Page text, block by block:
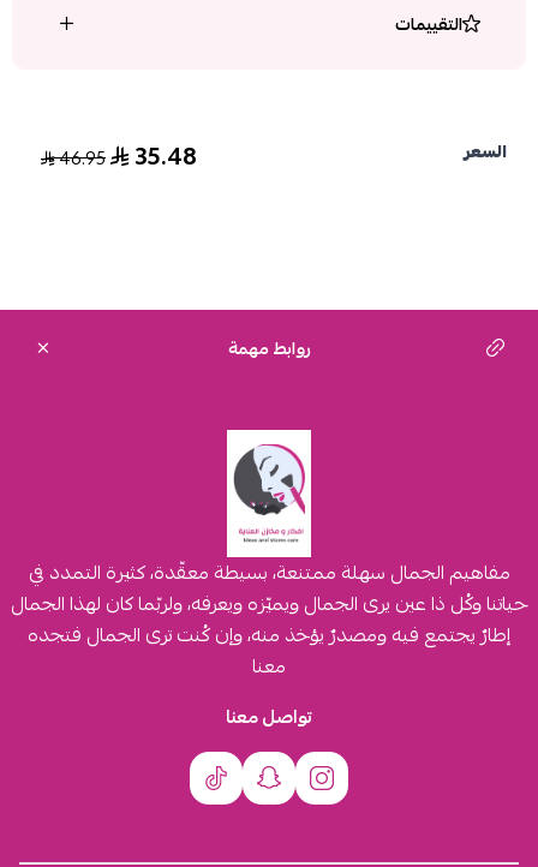
التقييمات
السعر 35.48
46.95
روابط مهمة
مفاهيم الجمال سهلة ممتنعة، بسيطة معقّدة، كثيرة التمدد في
حياتنا وكُل ذا عين يرى الجمال ويميّزه ويعرفه، ولربّما كان لهذا الجمال
إطارٌ يجتمع فيه ومصدرٌ يؤخذ منه، وإن كُنت ترى الجمال فتجده
معنا
تواصل معنا